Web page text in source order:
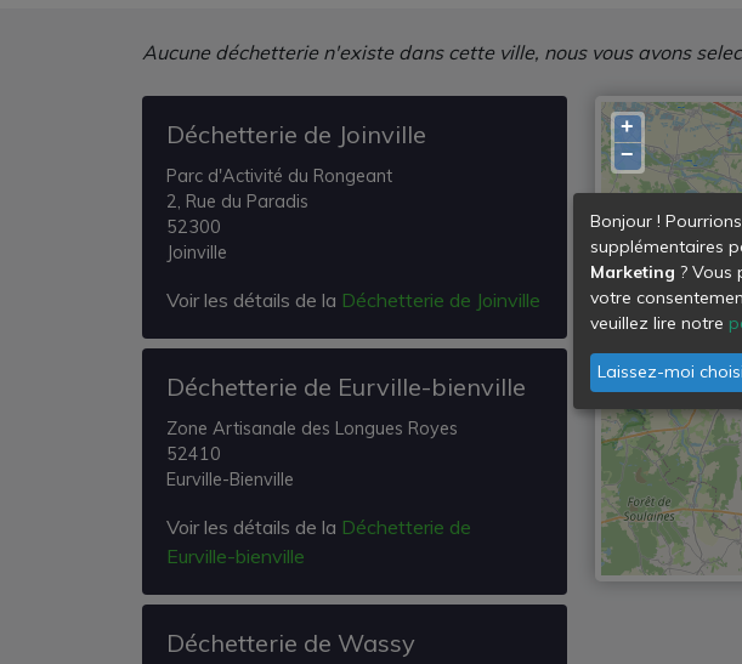
Aucune déchetterie n'existe dans cette ville, nous vous avons
Déchetterie de Joinville
Parc d'Activité du Rongeant
2, Rue du Paradis
52300
Joinville
Voir les détails de la Déchetterie de Joinville
Déchetterie de Eurville-bienville
Zone Artisanale des Longues Royes
52410
Eurville-Bienville
Voir les détails de la Déchetterie de
Eurville-bienville
Déchetterie de Wassy
+
−
Bonjour !
supplémentaires
Marketing ?
votre
veuillez lire notre
Laissez-moi